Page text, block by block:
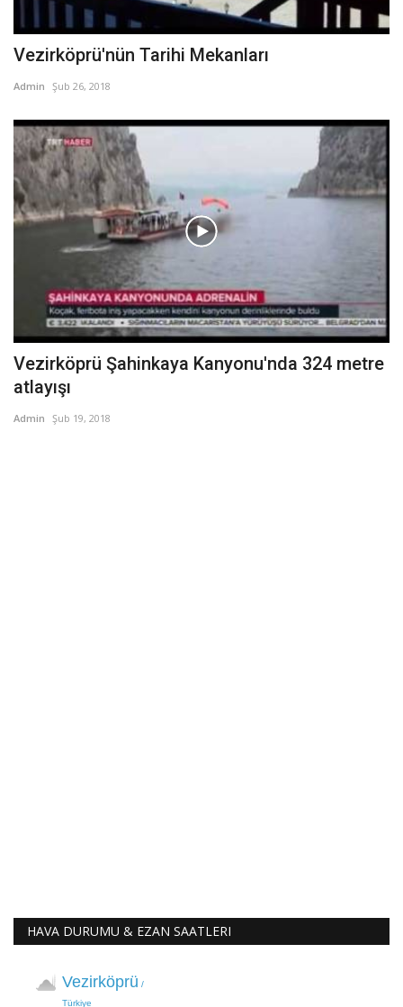
Vezirköprü'nün Tarihi Mekanları
Admin Şub 26, 2018
Vezirköprü Şahinkaya Kanyonu'nda 324 metre
atlayışı
Admin Şub 19, 2018
HAVA DURUMU & EZAN SAATLERI